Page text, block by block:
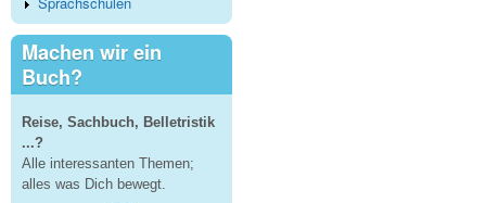
Machen wir ein
Buch?
Reise, Sachbuch, Belletristik
...?
Alle interessanten Themen;
alles was Dich bewegt.